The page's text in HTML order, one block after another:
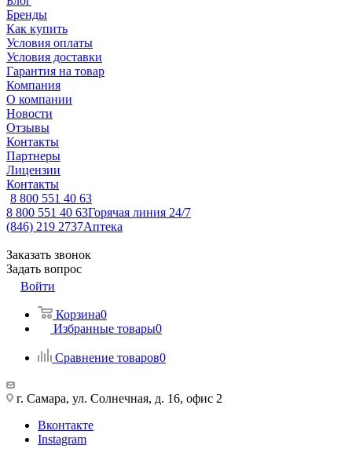
Бренды
Как купить
Условия оплаты
Условия доставки
Гарантия на товар
Компания
О компании
Новости
Отзывы
Контакты
Партнеры
Лицензии
Контакты
8 800 551 40 63
8 800 551 40 63Горячая линия 24/7
(846) 219 2737Аптека
Заказать звонок
Задать вопрос
Войти
Корзина0
Избранные товары0
Сравнение товаров0
г. Самара, ул. Солнечная, д. 16, офис 2
Вконтакте
Instagram